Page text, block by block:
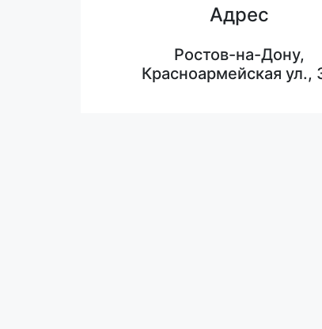
Адрес
Ростов-на-Дону,
Красноармейская ул.,